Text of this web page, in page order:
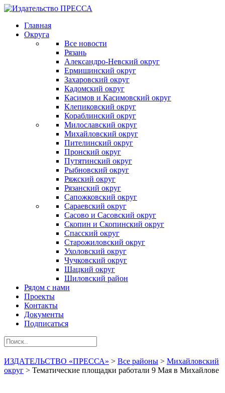
Главная
Округа
Все новости
Рязань
Александро-Невский округ
Ермишинский округ
Захаровский округ
Кадомский округ
Касимов и Касимовский округ
Клепиковский округ
Кораблинский округ
Милославский округ
Михайловский округ
Пителинский округ
Пронский округ
Путятинский округ
Рыбновский округ
Ряжский округ
Рязанский округ
Сапожковский округ
Сараевский округ
Сасово и Сасовский округ
Скопин и Скопинский округ
Спасский округ
Старожиловский округ
Ухоловский округ
Чучковский округ
Шацкий округ
Шиловский район
Рядом с нами
Проекты
Контакты
Документы
Подписаться
ИЗДАТЕЛЬСТВО «ПРЕССА» > Все районы > Михайловский
округ > Тематические площадки работали 9 Мая в Михайлове